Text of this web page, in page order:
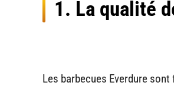
1. La qualité
Les barbecues Everdure